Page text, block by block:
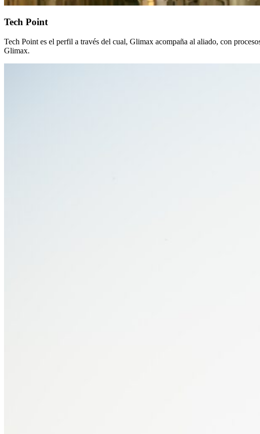
Tech Point
Tech Point es el perfil a través del cual, Glimax acompaña al aliado, con
Glimax.